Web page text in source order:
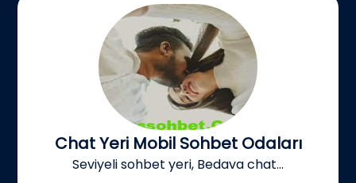
Chat Yeri Mobil Sohbet Odaları
Seviyeli sohbet yeri, Bedava chat...